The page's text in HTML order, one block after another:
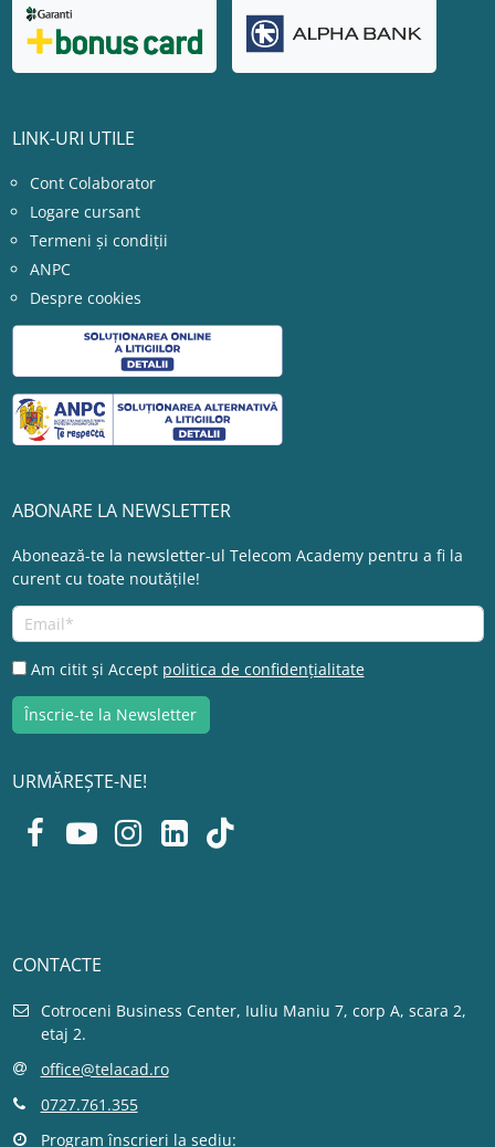
LINK-URI UTILE
Cont Colaborator
Logare cursant
Termeni și condiții
ANPC
Despre cookies
ABONARE LA NEWSLETTER
Abonează-te la newsletter-ul Telecom Academy pentru a fi la
curent cu toate noutățile!
Am citit și Accept politica de confidențialitate
URMĂREȘTE-NE!
CONTACTE
Cotroceni Business Center, Iuliu Maniu 7, corp A, scara 2,
etaj 2.
office@telacad.ro
0727.761.355
Program înscrieri la sediu: